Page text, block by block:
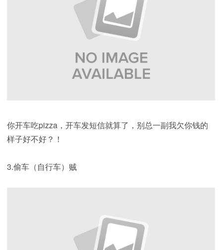
你开车吃pizza，开车发短信就算了，别总一副我欠你钱的
样子好不好？！
3.偷车（自行车）贼